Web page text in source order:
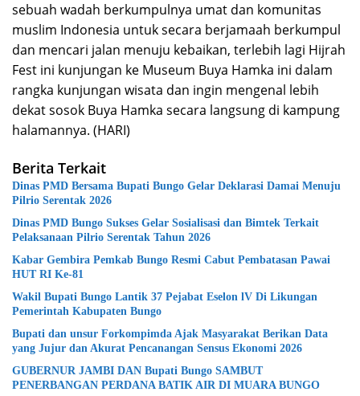
sebuah wadah berkumpulnya umat dan komunitas
muslim Indonesia untuk secara berjamaah berkumpul
dan mencari jalan menuju kebaikan, terlebih lagi Hijrah
Fest ini kunjungan ke Museum Buya Hamka ini dalam
rangka kunjungan wisata dan ingin mengenal lebih
dekat sosok Buya Hamka secara langsung di kampung
halamannya. (HARI)
Berita Terkait
Dinas PMD Bersama Bupati Bungo Gelar Deklarasi Damai Menuju
Pilrio Serentak 2026
Dinas PMD Bungo Sukses Gelar Sosialisasi dan Bimtek Terkait
Pelaksanaan Pilrio Serentak Tahun 2026
Kabar Gembira Pemkab Bungo Resmi Cabut Pembatasan Pawai
HUT RI Ke-81
Wakil Bupati Bungo Lantik 37 Pejabat Eselon lV Di Likungan
Pemerintah Kabupaten Bungo
Bupati dan unsur Forkompimda Ajak Masyarakat Berikan Data
yang Jujur dan Akurat Pencanangan Sensus Ekonomi 2026
GUBERNUR JAMBI DAN Bupati Bungo SAMBUT
PENERBANGAN PERDANA BATIK AIR DI MUARA BUNGO